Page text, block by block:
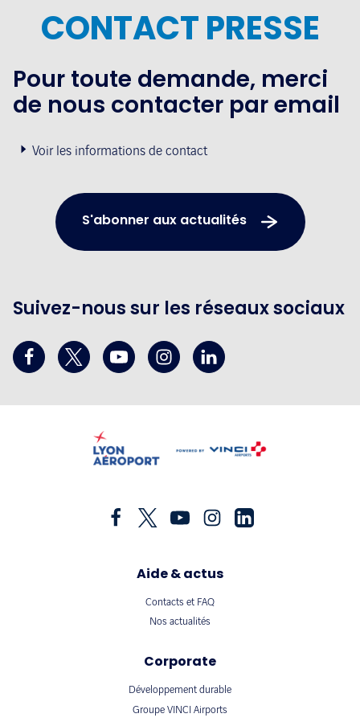
CONTACT PRESSE
Pour toute demande, merci
de nous contacter par email
Voir les informations de contact
S'abonner aux actualités
Suivez-nous sur les réseaux sociaux
Aide & actus
Contacts et FAQ
Nos actualités
Corporate
Développement durable
Groupe VINCI Airports